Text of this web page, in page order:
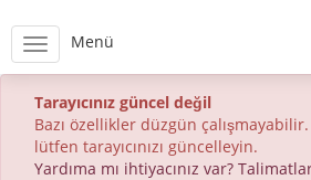
Menü
Tarayıcınız güncel değil
Bazı özellikler düzgün
lütfen tarayıcınızı güncelleyin.
Yardıma mı ihtiyacınız var?